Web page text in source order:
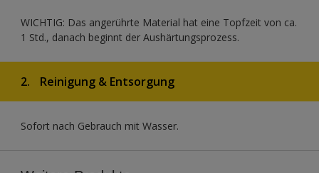
WICHTIG: Das angerührte Material hat eine Topfzeit von ca.
1 Std., danach beginnt der Aushärtungsprozess.
2. Reinigung & Entsorgung
Sofort nach Gebrauch mit Wasser.